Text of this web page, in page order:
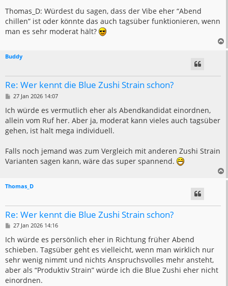
Thomas_D: Würdest du sagen, dass der Vibe eher “Abend
chillen” ist oder könnte das auch tagsüber funktionieren, wenn
man es sehr moderat hält?
Buddy
Re: Wer kennt die Blue Zushi Strain schon?
B
i
t
r
a
g
27 Jan 2026 14:07
Ich würde es vermutlich eher als Abendkandidat einordnen,
allein vom Ruf her. Aber ja, moderat kann vieles auch tagsüber
gehen, ist halt mega individuell.
Falls noch jemand was zum Vergleich mit anderen Zushi Strain
Varianten sagen kann, wäre das super spannend.
Thomas_D
Re: Wer kennt die Blue Zushi Strain schon?
B
i
t
r
a
g
27 Jan 2026 14:16
Ich würde es persönlich eher in Richtung früher Abend
schieben. Tagsüber geht es vielleicht, wenn man wirklich nur
sehr wenig nimmt und nichts Anspruchsvolles mehr ansteht,
aber als “Produktiv Strain” würde ich die Blue Zushi eher nicht
einordnen.